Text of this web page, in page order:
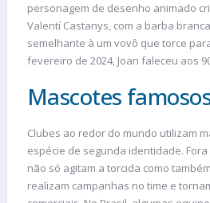
personagem de desenho animado
Valentí Castanys, com a barba
semelhante à um vovô que torce
fevereiro de 2024, Joan faleceu aos
Mascotes
Clubes ao redor do mundo utilizam
espécie de segunda identidade.
não só agitam a torcida como
realizam campanhas no time e